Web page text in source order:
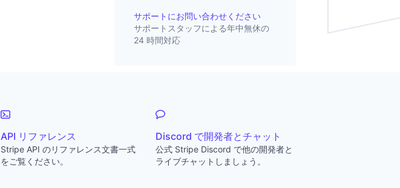
サポートにお問い合わせください
サポートスタッフによる年中無休の
24 時間対応
API リファレンス
Stripe API のリファレンス文書一式
をご覧ください。
Discord で開発者とチャット
公式 Stripe Discord で他の開発者と
ライブチャットしましょう。